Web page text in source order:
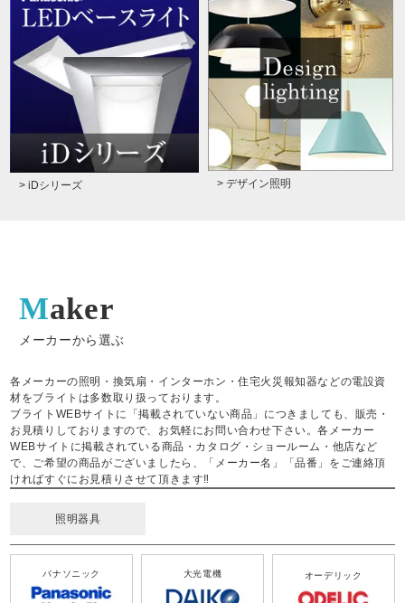
> iDシリーズ > デザイン照明
Maker
メーカーから選ぶ
各メーカーの照明・換気扇・インターホン・住宅火災報知器などの電設資
材をブライトは多数取り扱っております。
ブライトWEBサイトに「掲載されていない商品」につきましても、販売・
お見積りしておりますので、お気軽にお問い合わせ下さい。各メーカー
WEBサイトに掲載されている商品・カタログ・ショールーム・他店など
で、ご希望の商品がございましたら、「メーカー名」「品番」をご連絡頂
ければすぐにお見積りさせて頂きます‼
照明器具
パナソニック 大光電機 オーデリック